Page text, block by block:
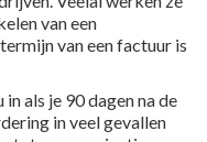
van een
van een factuur is
als je 90 dagen na de
in veel gevallen